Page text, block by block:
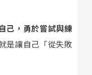
己，勇於嘗試與練
是讓自己「從失敗